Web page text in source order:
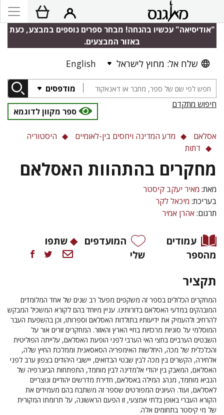
"אודיסיאה" עכשיו בהנחה! מבחר ספרים נוספים במבצע, כעת
באזור המבצעים.
שלח אל: מחוץ לישראל English
מודפסים
חיפוש מתקדם
ספר מקוון לדוגמא
אסלאם מדע המדינה ויחסים בין-לאומיים
היסטוריה
דתות
מחקרים בהתהוות האסלאם
מאת: מאיר יעקב קיסטר
בעריכת: מיכאל לקר
תרגום: אהרן אמיר
עמודים
מהספר
המועדפים
שלי
שתפו
תקציר
המחקרים הכלולים בספר זה משקפים מפעל רב שנים של אחד המלומדים
המובהקים במדעי האסלאם בדורותינו. עניין מיוחד בהם לקורא המשכיל המבקש
להרחיב ולהעמיק את ידיעותיו בתולדות האסלאם וספרותו, וכן בהשפעת העבר
המוסלמי על סוגיות מרכזיות בחיי הארץ והאזור. המחקרים זורים אור על
השבטים הערביים בחצי האי הערבי לפני הופעת האסלאם, עלייתה הפוליטית
והכלכלית של מכה, היחלשות האימפריה הסאסאנית וממלכת החיץ שלה,
אלחירה, הקשרים בין מכה לבין שבטי הבדואים, יישובי היהודים בצפון ערב לפני
האסלאם, המאבק בין יהודי אלמדינה לבין מוחמד, התפתחות הביוגרפיה של
הנביא מוחמד, מנהג המילה באסלאם, חדירת מדרשים יהודיים ונוצריים
לאסלאם, ועוד. העיונים המפורטים שספר זה משתבח בהם מעמידים את
הקורא העברי באופן בלתי אמצעי, זו הפעם הראשונה, על תרומתו המקורית
של מי קיסטר בתחומים אלה.